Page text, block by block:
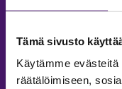
Tämä sivusto
Käytämme
räätälöimiseen,